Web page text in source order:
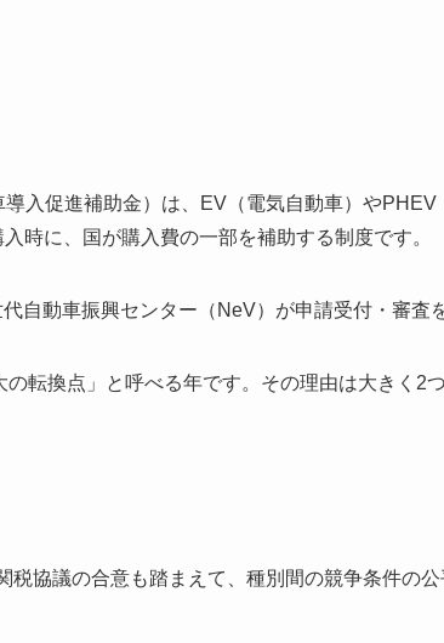
入促進補助金）は、EV（電気自動車）やPHEV
時に、国が購入費の一部を補助する制度です。
自動車振興センター（NeV）が申請受付・審査
転換点」と呼べる年です。その理由は大きく2つ
税協議の合意も踏まえて、種別間の競争条件の